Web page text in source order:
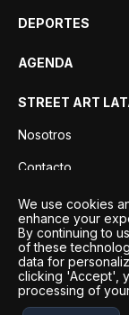
DEPORTES
AGENDA
STREET ART
Nosotros
Contacto
Privacidad
We use cookies
enhance your
By continuing to
of these
data for
clicking 'Accept',
processing of